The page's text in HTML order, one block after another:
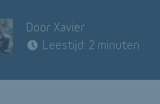
Door Xavier
Leestijd: 2 minuten